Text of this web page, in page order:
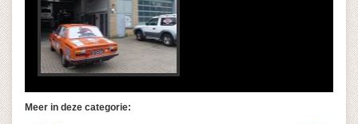
Meer in deze categorie: